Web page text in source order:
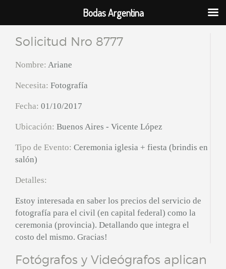
Solicitud Nro 8777
Nombre: Ariane
Necesita: Fotografía
Fecha: 01/10/2017
Ubicación: Buenos Aires - Vicente López
Tipo de Evento: Ceremonia iglesia + fiesta (brindis en
salón)
Detalles:
Estoy interesada en saber los precios del servicio de
fotografía para el civil (en capital federal) como la
ceremonia (provincia). Detallando que integra el
costo del mismo. Gracias!
Fotógrafos y Videógrafos aplican
Bodas Argentina